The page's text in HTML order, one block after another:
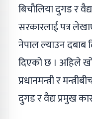
बिचौलिया दुगड र
सरकारलाई पत्र
नेपाल ल्याउन दबाब
दिएको छ । अहिले
प्रधानमन्त्री र
दुगड र वैद्य प्रमुख